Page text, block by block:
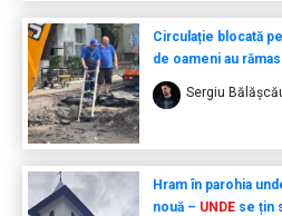
Circulație blocată
de oameni au rămas
Sergiu
Hram în parohia
nouă – UNDE se țin